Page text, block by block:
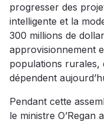
progresser des
intelligente et la
300 millions de
approvisionnement
populations rurales,
dépendent
Pendant cette
le ministre O’Regan